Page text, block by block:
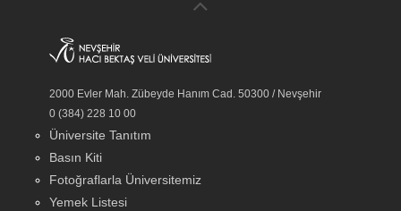
2000 Evler Mah. Zübeyde Hanım Cad. 50300 / Nevşehir
0 (384) 228 10 00
Üniversite Tanıtım
Basın Kiti
Fotoğraflarla Üniversitemiz
Yemek Listesi